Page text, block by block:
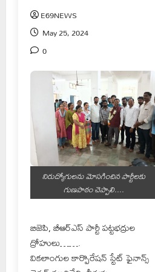
E69NEWS
May 25, 2024
0
నిరుద్యోగులను మోసగించిన పార్టీలకు
గుణపాఠం చెప్పాలి....
బిజెపి, బీఆర్ఎస్ పార్టీ పట్టభద్రుల
ద్రోహులు…….
వికలాంగుల కార్పొరేషన్ స్టేట్ ఫైనాన్స్